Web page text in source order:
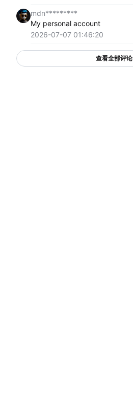
mdn*********
My personal account
2026-07-07 01:46:20
查看全部评论